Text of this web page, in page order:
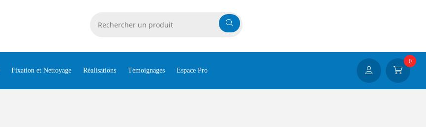
Fixation et Nettoyage Réalisations Témoignages Espace Pro
0